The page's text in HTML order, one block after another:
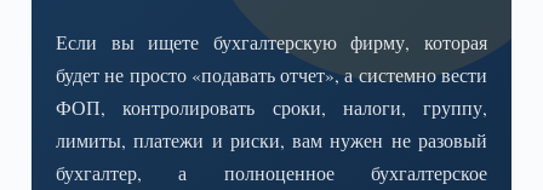
Если вы ищете бухгалтерскую фирму, которая
будет не просто «подавать отчет», а системно вести
ФОП, контролировать сроки, налоги, группу,
лимиты, платежи и риски, вам нужен не разовый
бухгалтер, а полноценное бухгалтерское